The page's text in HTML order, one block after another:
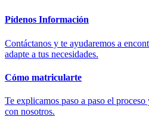
Pídenos Información
Contáctanos y te ayudaremos a
adapte a tus necesidades.
Cómo matricularte
Te explicamos paso a paso el
con nosotros.